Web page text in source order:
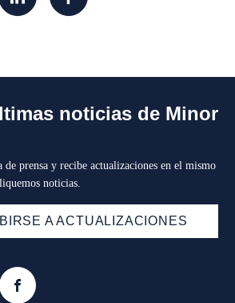
noticias de Minor
de prensa y recibe actualizaciones en el mismo
noticias.
A ACTUALIZACIONES